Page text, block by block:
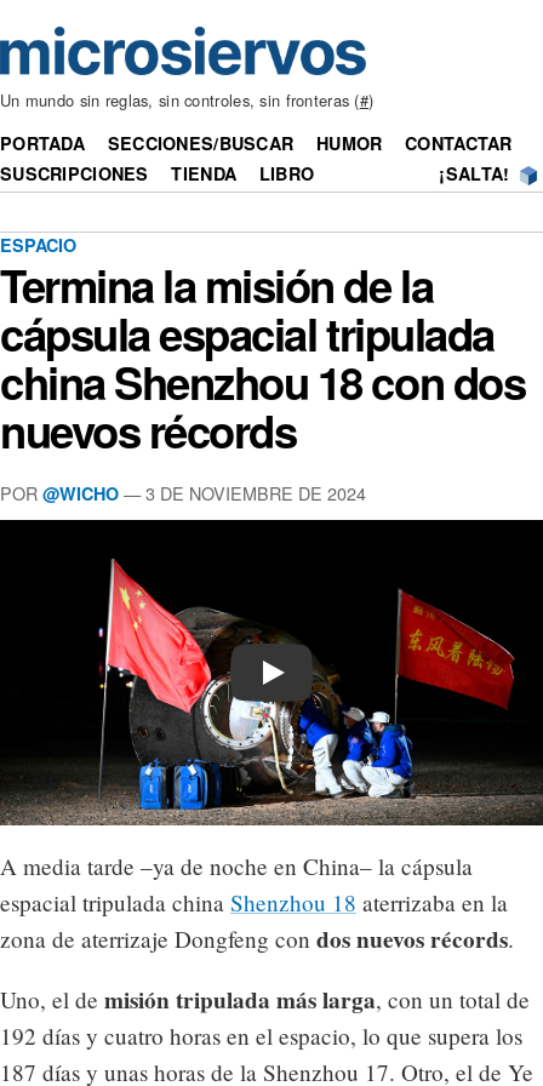
Un mundo sin reglas, sin controles, sin fronteras (#)
PORTADA SECCIONES/BUSCAR HUMOR
CONTACTAR
SUSCRIPCIONES
TIENDA LIBRO ¡SALTA!
ESPACIO
Termina la misión de la
cápsula espacial tripulada
china Shenzhou 18 con dos
nuevos récords
POR @WICHO — 3 DE NOVIEMBRE DE 2024
Play
A media tarde –ya de noche en China– la cápsula
espacial tripulada china Shenzhou 18 aterrizaba en la
zona de aterrizaje Dongfeng con dos nuevos récords.
Uno, el de misión tripulada más larga, con un total de
192 días y cuatro horas en el espacio, lo que supera los
187 días y unas horas de la Shenzhou 17. Otro, el de Ye